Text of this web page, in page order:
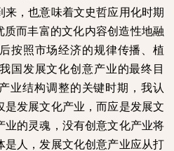
，也意味着文史哲应用化时期
质而丰富的文化内容创造性地融
按照市场经济的规律传播、植
国发展文化创意产业的最终目
业结构调整的关键时期，我认
是发展文化产业，而应是发展文
业的灵魂，没有创意文化产业将
是人，发展文化创意产业应从打